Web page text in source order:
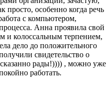
просто, особенно когда речь
с компьютером,
Анна проявила свой
и колоссальным терпением,
дело до положительного
свидетельство о
рады!)))) , можно уже
работать.